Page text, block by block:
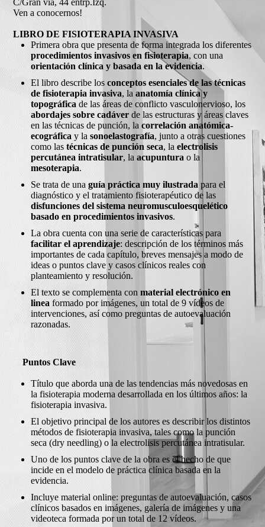
Ven a conocernos!
LIBRO DE FISIOTERAPIA INVASIVA
Primera obra que presenta de forma integrada los diferentes
procedimientos invasivos en fisioterapia, con una
orientación clínica y basada en la evidencia.
El libro describe los conceptos esenciales de las técnicas
de fisioterapia invasiva, laanatomía clínica y
topográfica de las áreas de conflicto vasculonervioso, los
abordajes sobre cadáverde las estructuras y áreas claves
en las técnicas de punción, lacorrelación anatómica-
ecográfica y lasonoelastografía, junto a otras cuestiones
como lastécnicas de punción seca, laelectrolisis
percutánea intratisular, laacupuntura o la
mesoterapia.
Se trata de unaguía práctica muy ilustrada para el
diagnóstico y el tratamiento fisioterapéutico de las
disfunciones del sistema neuromusculoesquelético
basado en procedimientos invasivos.
La obra cuenta con una serie de características para
facilitar el aprendizaje: descripción de los términos más
importantes de cada capítulo, breves mensajes a modo de
ideas o puntos clave y casos clínicos reales con
planteamiento y resolución.
El texto se complementa conmaterial electrónico en
lineaformado por imágenes, un total de 9 vídeos de
intervenciones, así como preguntas de autoevaluación
razonadas.
Puntos Clave
Título que aborda una de las tendencias más novedosas en
la fisioterapia moderna desarrollada en los últimos años: la
fisioterapia invasiva.
El objetivo principal de los autores es describir los distintos
métodos de fisioterapia invasiva, tales como la punción
seca (dry needling) o la electrolisis percutánea intratisular.
Uno de los puntos clave de la obra es el hecho de que
incide en el modelo de práctica clínica basada en la
evidencia.
Incluye material online: preguntas de autoevaluación, casos
clínicos basados en imágenes, galería de imágenes y una
videoteca formada por un total de 12 vídeos.